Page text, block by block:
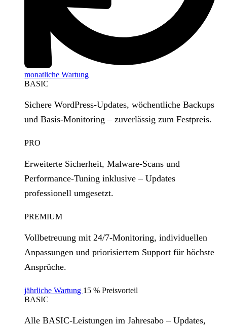
monatliche Wartung
BASIC
Sichere WordPress‑Updates, wöchentliche Backups
und Basis‑Monitoring – zuverlässig zum Festpreis.
PRO
Erweiterte Sicherheit, Malware‑Scans und
Performance‑Tuning inklusive – Updates
professionell umgesetzt.
PREMIUM
Vollbetreuung mit 24/7‑Monitoring, individuellen
Anpassungen und priorisiertem Support für höchste
Ansprüche.
jährliche Wartung 15 % Preisvorteil
BASIC
Alle BASIC‑Leistungen im Jahresabo – Updates,